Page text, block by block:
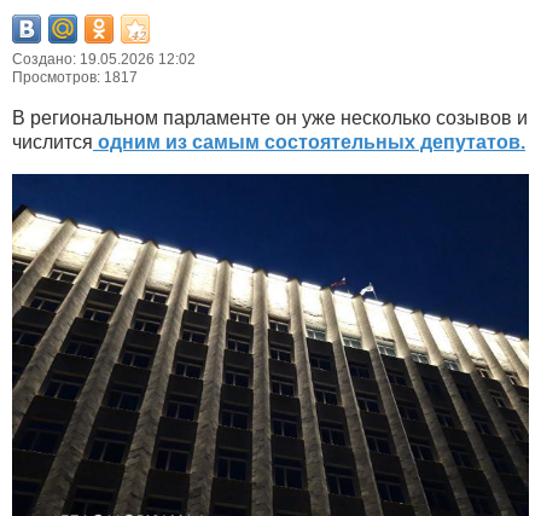
Создано: 19.05.2026 12:02
Просмотров: 1817
В региональном парламенте он уже несколько созывов и
числится одним из самым состоятельных депутатов.